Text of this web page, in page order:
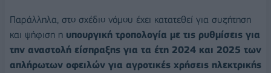
Παράλληλα, στο σχέδιο νόμου έχει κατατεθεί για συζήτηση
και ψήφιση η υπουργική τροπολογία με τις ρυθμίσεις για
την αναστολή είσπραξης για τα έτη 2024 και 2025 των
απλήρωτων οφειλών για αγροτικές χρήσεις ηλεκτρικής